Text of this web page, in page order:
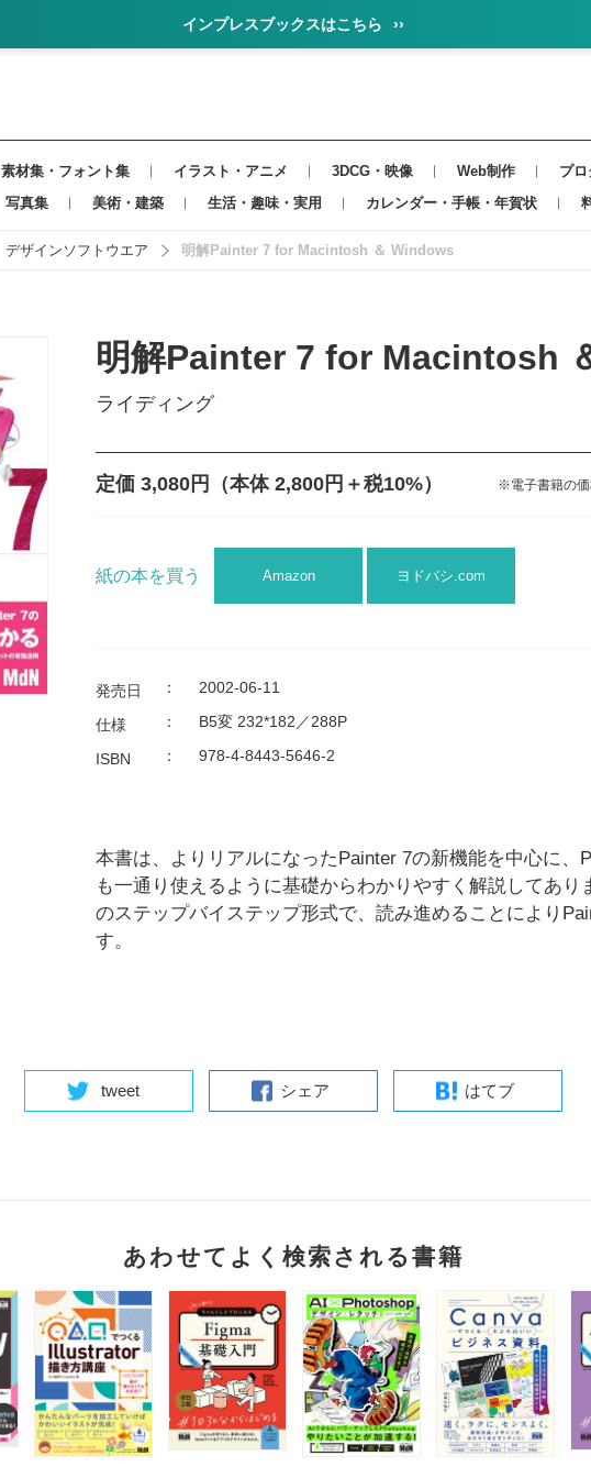
インプレスブックスはこちら ››
素材集・フォント集 イラスト・アニメ 3DCG・映像 Web制作 プ
写真集 美術・建築 生活・趣味・実用 カレンダー・手帳・年賀状
デザインソフトウエア 明解Painter 7 for Macintosh ＆ Windows
明解Painter 7 for Macintosh
ライディング
定価 3,080円 （本体 2,800円＋税10%） ※電子書籍の価
紙の本を買う Amazon ヨドバシ.com
発売日 ： 2002-06-11
仕様 ： B5変 232*182／288P
ISBN ： 978-4-8443-5646-2
本書は、よりリアルになったPainter 7の新機能を中心に、
も一通り使えるように基礎からわかりやすく解説してあり
のステップバイステップ形式で、読み進めることにより
す。
tweet シェア はてブ
あわせてよく検索される書籍